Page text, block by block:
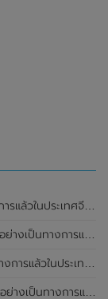
ญ่ 6,500mAh พร้อมรองรับการชาร์จไว 80W
ว มาพร้อมธีมสีชมพูสดใส
วในประเทศอินเดีย
ทศไทย ในราคา 8,499 บาท